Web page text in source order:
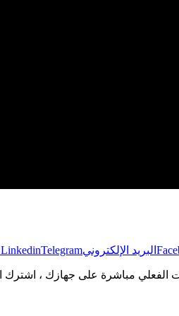
البريد الإلكتروني LinkedinTelegram
الفعلي مباشرة على جهازك ، اشترك